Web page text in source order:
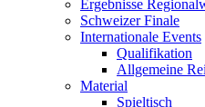
Ergebnisse
Schweizer Finale
Internationale Events
Qualifikation
Allgemeine
Material
Spieltisch